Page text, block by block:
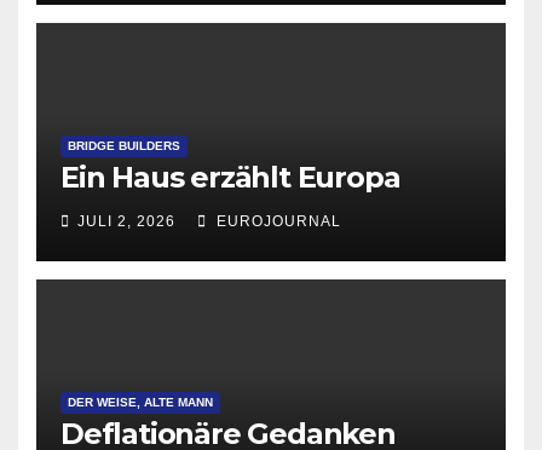
BRIDGE BUILDERS
Ein Haus erzählt Europa
JULI 2, 2026 EUROJOURNAL
DER WEISE, ALTE MANN
Deflationäre Gedanken